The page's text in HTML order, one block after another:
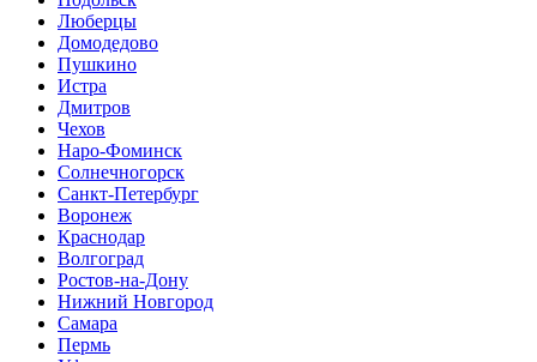
Люберцы
Домодедово
Пушкино
Истра
Дмитров
Чехов
Наро-Фоминск
Солнечногорск
Санкт-Петербург
Воронеж
Краснодар
Волгоград
Ростов-на-Дону
Нижний Новгород
Самара
Пермь